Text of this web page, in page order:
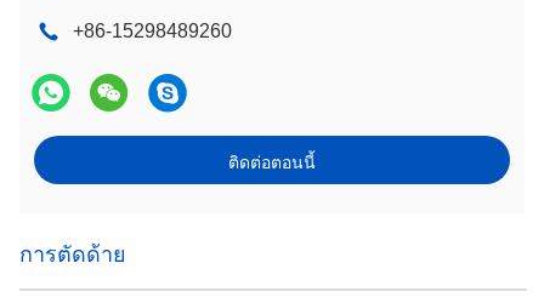
+86-15298489260
ติดต่อตอนนี้
การตัดด้าย